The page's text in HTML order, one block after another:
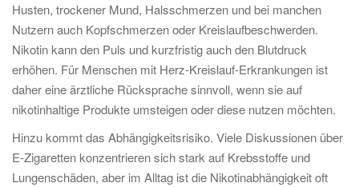
Husten, trockener Mund, Halsschmerzen und bei manchen
Nutzern auch Kopfschmerzen oder Kreislaufbeschwerden.
Nikotin kann den Puls und kurzfristig auch den Blutdruck
erhöhen. Für Menschen mit Herz-Kreislauf-Erkrankungen ist
daher eine ärztliche Rücksprache sinnvoll, wenn sie auf
nikotinhaltige Produkte umsteigen oder diese nutzen möchten.
Hinzu kommt das Abhängigkeitsrisiko. Viele Diskussionen über
E-Zigaretten konzentrieren sich stark auf Krebsstoffe und
Lungenschäden, aber im Alltag ist die Nikotinabhängigkeit oft